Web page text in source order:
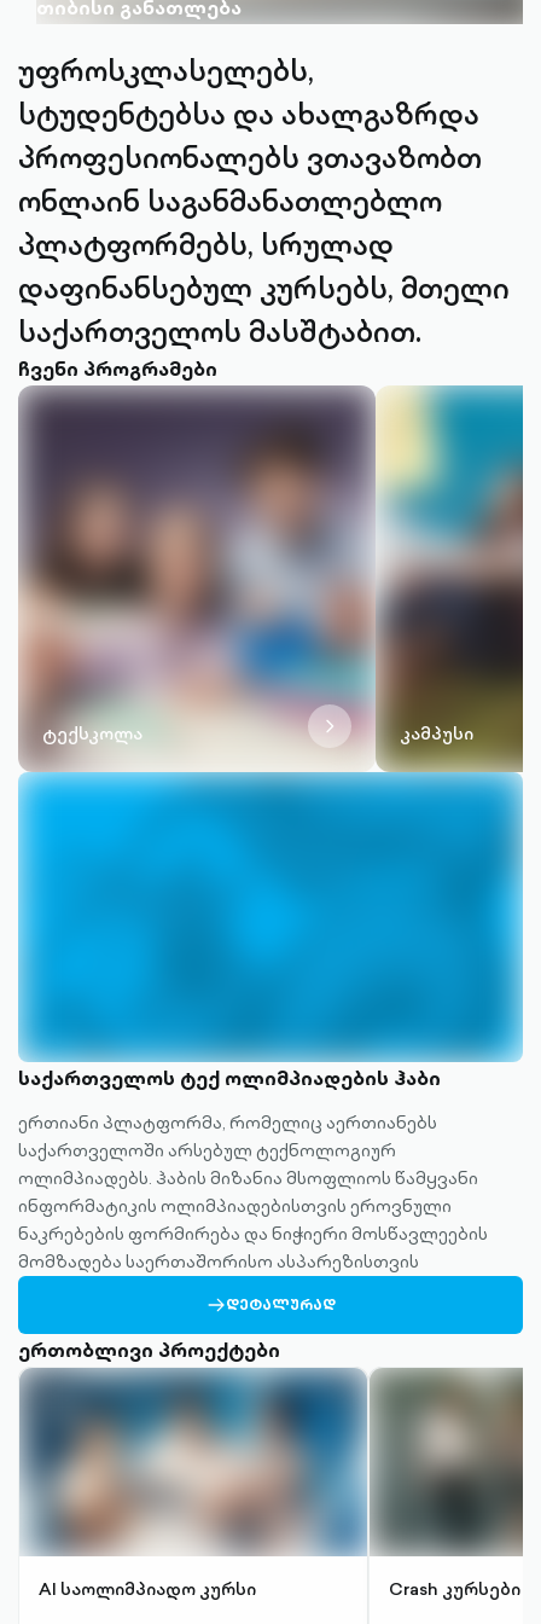
თიბისი განათლება
უფროსკლასელებს,
სტუდენტებსა და ახალგაზრდა
პროფესიონალებს ვთავაზობთ
ონლაინ საგანმანათლებლო
პლატფორმებს, სრულად
დაფინანსებულ კურსებს, მთელი
საქართველოს მასშტაბით.
ჩვენი პროგრამები
ტექსკოლა
chevron-
right-
outlined
კამპუსი
საქართველოს ტექ ოლიმპიადების ჰაბი
ერთიანი პლატფორმა, რომელიც აერთიანებს
საქართველოში არსებულ ტექნოლოგიურ
ოლიმპიადებს. ჰაბის მიზანია მსოფლიოს წამყვანი
ინფორმატიკის ოლიმპიადებისთვის ეროვნული
ნაკრებების ფორმირება და ნიჭიერი მოსწავლეების
მომზადება საერთაშორისო ასპარეზისთვის
ARROW-
OUTLINED
ᲓᲔᲢᲐᲚᲣᲠᲐᲓ
ერთობლივი პროექტები
AI საოლიმპიადო კურსი Crash კურსები